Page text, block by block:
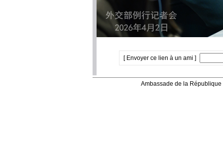
[ Envoyer ce lien à un ami ]
Ambassade de la